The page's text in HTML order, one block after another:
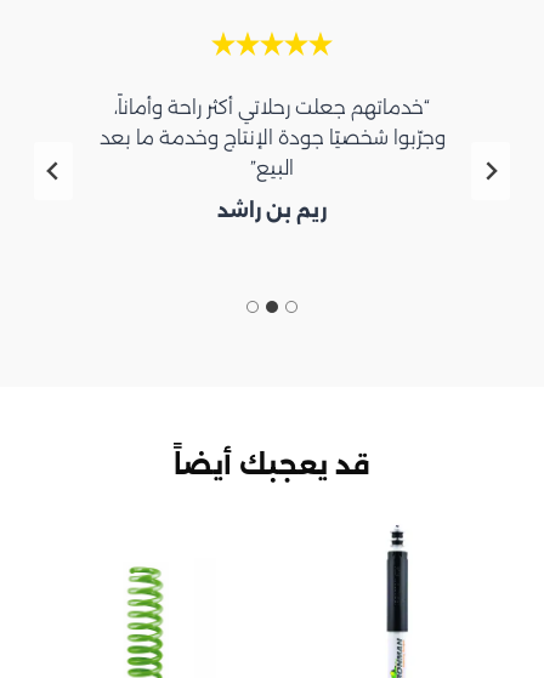
“خدماتهم جعلت رحلاتي أكثر راحة وأماناً،
وجرّبوا شخصيًا جودة الإنتاج وخدمة ما بعد
البيع”
ريم بن راشد
قد يعجبك أيضاً